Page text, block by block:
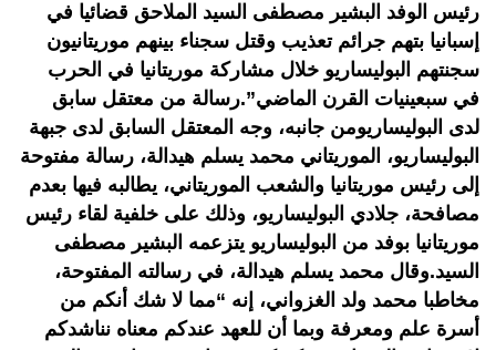
رئيس الوفد البشير مصطفى السيد الملاحق قضائيا في
إسبانيا بتهم جرائم تعذيب وقتل سجناء بينهم موريتانيون
سجنتهم البوليساريو خلال مشاركة موريتانيا في الحرب
في سبعينيات القرن الماضي”.رسالة من معتقل سابق
لدى البوليساريومن جانبه، وجه المعتقل السابق لدى جبهة
البوليساريو، الموريتاني محمد يسلم هيدالة، رسالة مفتوحة
إلى رئيس موريتانيا والشعب الموريتاني، يطالبه فيها بعدم
مصافحة، جلادي البوليساريو، وذلك على خلفية لقاء رئيس
موريتانيا بوفد من البوليساريو يتزعمه البشير مصطفى
السيد.وقال محمد يسلم هيدالة، في رسالته المفتوحة،
مخاطبا محمد ولد الغزواني، إنه “مما لا شك أنكم من
أسرة علم ومعرفة وبما أن للعهد عندكم معناه نناشدكم